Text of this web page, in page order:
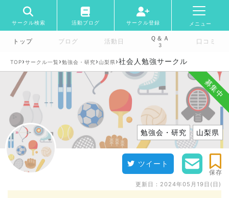
サークル検索 活動ブログ サークル登録 メニュー
トップ ブログ 活動日 Ｑ＆Ａ
3 口コミ
TOP›サークル一覧 ›勉強会・研究›山梨県›社会人勉強サークル
募集中
勉強会・研究 山梨県
ツイート
保存
更新日： 2024年05月19日(日)